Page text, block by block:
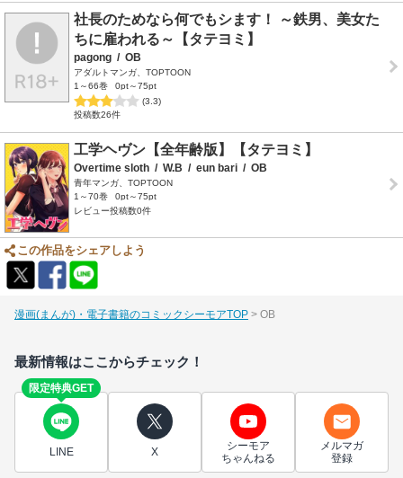
社長のためなら何でもシます！ ～鉄男、美女た
ちに雇われる～【タテヨミ】
pagong / OB
アダルトマンガ、TOPTOON
1～66巻
0pt～75pt
(3.3)
投稿数26件
工学ヘヴン【全年齢版】【タテヨミ】
Overtime sloth / W.B / eun bari / OB
青年マンガ、TOPTOON
1～70巻
0pt～75pt
レビュー投稿数0件
この作品をシェアしよう
漫画(まんが)・電子書籍のコミックシーモアTOP OB
最新情報はここからチェック！
限定特典GET
LINE X
シーモア
ちゃんねる
メルマガ
登録